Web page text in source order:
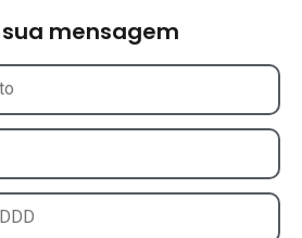
sua mensagem